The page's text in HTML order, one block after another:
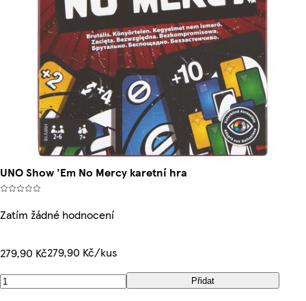
UNO Show 'Em No Mercy karetní hra
Zatím žádné hodnocení
279,90 Kč279,90 Kč/kus
Přidat